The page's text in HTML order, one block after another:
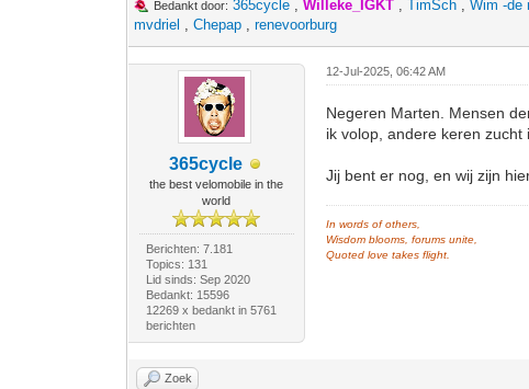
Bedankt door: 365cycle ,Willeke_IGKT ,TimSch ,Wim -de
mvdriel ,Chepap ,renevoorburg
365cycle
the best velomobile in the
world
Berichten: 7.181
Topics: 131
Lid sinds: Sep 2020
Bedankt: 15596
12269 x bedankt in 5761
berichten
12-Jul-2025, 06:42 AM
Negeren Marten. Mensen
ik volop, andere keren zucht
Jij bent er nog, en wij zijn
In words of others,
Wisdom blooms, forums unite,
Quoted love takes flight.
Zoek